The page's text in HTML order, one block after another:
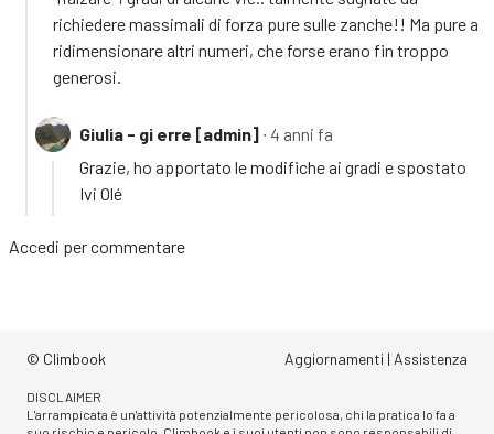
richiedere massimali di forza pure sulle zanche!! Ma pure a
ridimensionare altri numeri, che forse erano fin troppo
generosi.
Giulia - gi erre [admin] ∙ 4 anni fa
Grazie, ho apportato le modifiche ai gradi e spostato
Ivi Olé
Accedi per commentare
© Climbook Aggiornamenti | Assistenza
DISCLAIMER
L'arrampicata è un'attività potenzialmente pericolosa, chi la pratica lo fa a